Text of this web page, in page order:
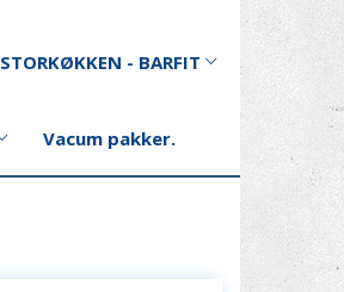
STORKØKKEN - BARFIT
Vacum pakker.